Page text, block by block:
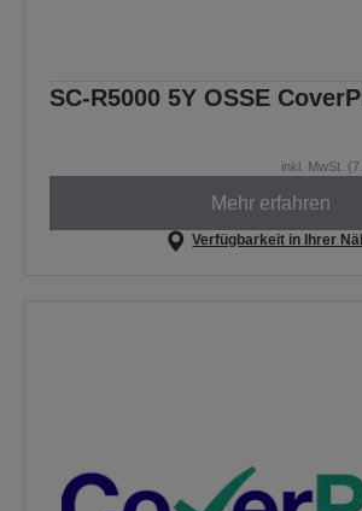
SC-R5000 5Y OSSE
inkl. MwSt.
Mehr erfahren
Verfügbarkeit in Ihrer